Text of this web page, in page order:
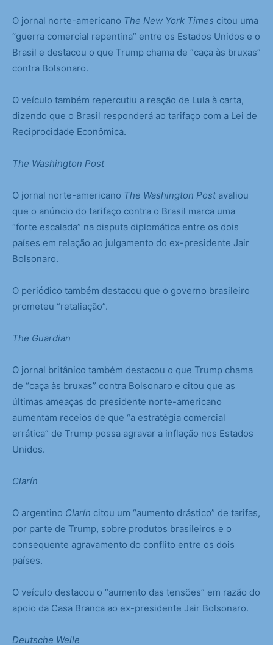
O jornal norte-americano The New York Times citou uma
“guerra comercial repentina” entre os Estados Unidos e o
Brasil e destacou o que Trump chama de “caça às bruxas”
contra Bolsonaro.
O veículo também repercutiu a reação de Lula à carta,
dizendo que o Brasil responderá ao tarifaço com a Lei de
Reciprocidade Econômica.
The Washington Post
O jornal norte-americano The Washington Post avaliou
que o anúncio do tarifaço contra o Brasil marca uma
“forte escalada” na disputa diplomática entre os dois
países em relação ao julgamento do ex-presidente Jair
Bolsonaro.
O periódico também destacou que o governo brasileiro
prometeu “retaliação”.
The Guardian
O jornal britânico também destacou o que Trump chama
de “caça às bruxas” contra Bolsonaro e citou que as
últimas ameaças do presidente norte-americano
aumentam receios de que “a estratégia comercial
errática” de Trump possa agravar a inflação nos Estados
Unidos.
Clarín
O argentino Clarín citou um “aumento drástico” de tarifas,
por parte de Trump, sobre produtos brasileiros e o
consequente agravamento do conflito entre os dois
países.
O veículo destacou o “aumento das tensões” em razão do
apoio da Casa Branca ao ex-presidente Jair Bolsonaro.
Deutsche Welle